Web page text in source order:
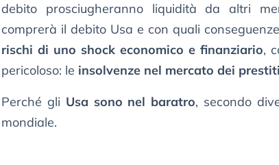
debito prosciugheranno liquidità da altri
comprerà il debito Usa e con quali
rischi di uno shock economico e finanziario,
pericoloso: le insolvenze nel mercato dei
Perché gli Usa sono nel baratro, secondo
mondiale.